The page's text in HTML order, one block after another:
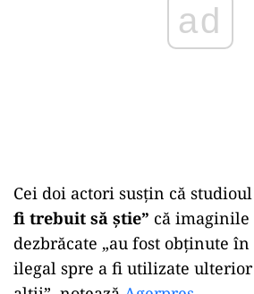
ad
Cei doi actori susţin că
fi trebuit să ştie” că
dezbrăcate „au fost obţinute
ilegal spre a fi utilizate